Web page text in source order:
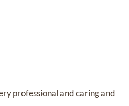
professional and caring and